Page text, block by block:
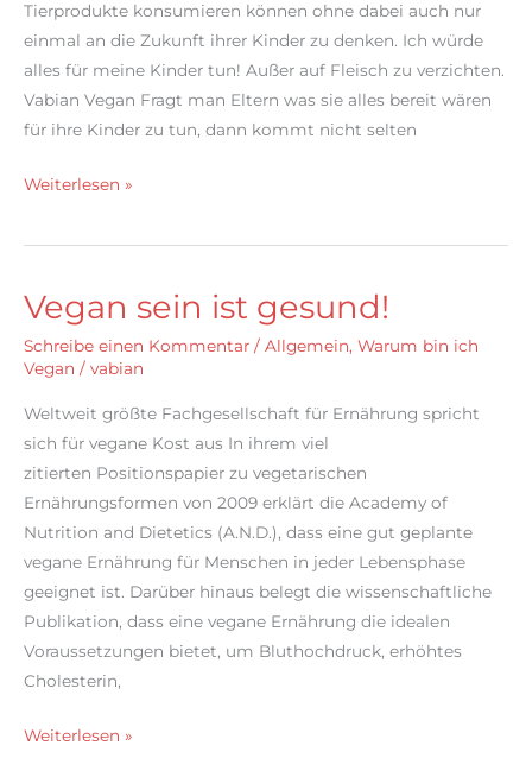
Tierprodukte konsumieren können ohne dabei auch nur
einmal an die Zukunft ihrer Kinder zu denken. Ich würde
alles für meine Kinder tun! Außer auf Fleisch zu verzichten.
Vabian Vegan Fragt man Eltern was sie alles bereit wären
für ihre Kinder zu tun, dann kommt nicht selten
Eltern
alles
ihre
Kinder
tun,
auf
Fleisch
verzichten
Weiterlesen »
Vegan sein ist gesund!
Schreibe einen Kommentar / Allgemein, Warum bin ich
Vegan / vabian
Weltweit größte Fachgesellschaft für Ernährung spricht
sich für vegane Kost aus In ihrem viel
zitierten Positionspapier zu vegetarischen
Ernährungsformen von 2009 erklärt die Academy of
Nutrition and Dietetics (A.N.D.), dass eine gut geplante
vegane Ernährung für Menschen in jeder Lebensphase
geeignet ist. Darüber hinaus belegt die wissenschaftliche
Publikation, dass eine vegane Ernährung die idealen
Voraussetzungen bietet, um Bluthochdruck, erhöhtes
Cholesterin,
Vegan
Weiterlesen »